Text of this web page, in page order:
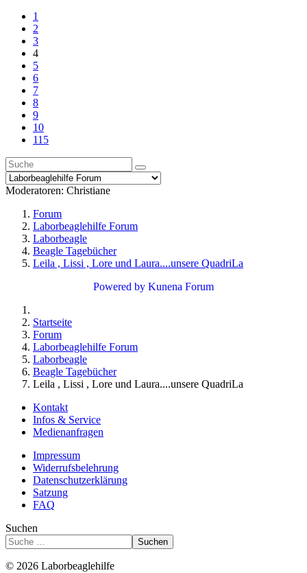
1
2
3
4
5
6
7
8
9
10
115
Moderatoren: Christiane
Forum
Laborbeaglehilfe Forum
Laborbeagle
Beagle Tagebücher
Leila , Lissi , Lore und Laura....unsere QuadriLa
Powered by Kunena Forum
Startseite
Forum
Laborbeaglehilfe Forum
Laborbeagle
Beagle Tagebücher
Leila , Lissi , Lore und Laura....unsere QuadriLa
Kontakt
Infos & Service
Medienanfragen
Impressum
Widerrufsbelehrung
Datenschutzerklärung
Satzung
FAQ
Suchen
Suchen
© 2026 Laborbeaglehilfe